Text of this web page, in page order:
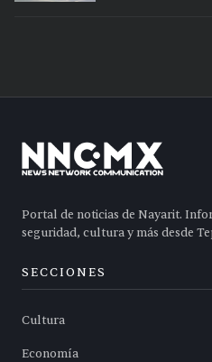
Portal de noticias de Nayarit.
seguridad, cultura y más desde
SECCIONES
Cultura
Economía